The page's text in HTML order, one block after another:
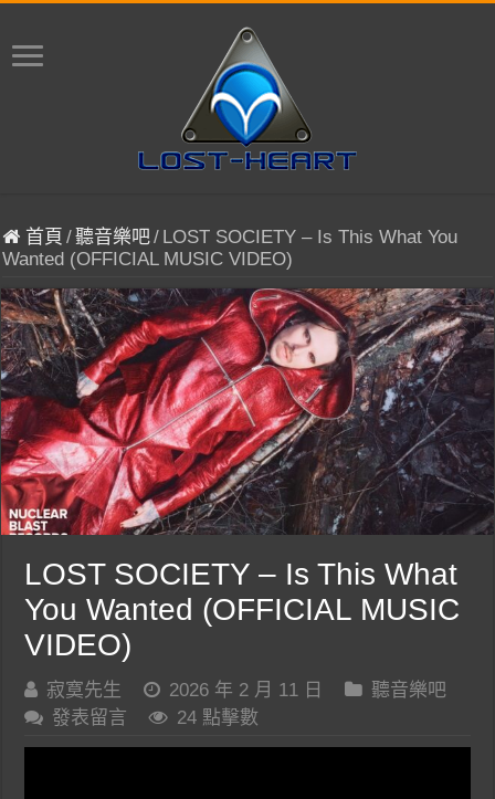
首頁 /聽音樂吧/ LOST SOCIETY – Is This What You
Wanted (OFFICIAL MUSIC VIDEO)
LOST SOCIETY – Is This What
You Wanted (OFFICIAL MUSIC
VIDEO)
寂寞先生 2026 年 2 月 11 日
聽音樂吧
發表留言
24 點擊數